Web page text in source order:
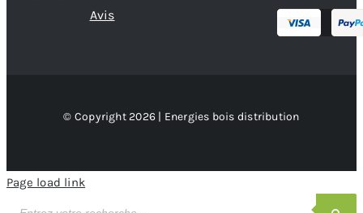
Avis
© Copyright 2026 | Energies bois distribution
Page load link